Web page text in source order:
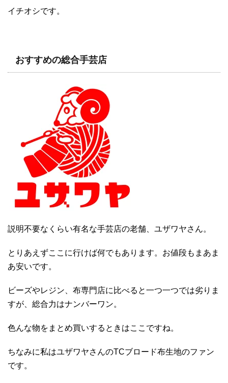
イチオシです。
おすすめの総合手芸店
説明不要なくらい有名な手芸店の老舗、ユザワヤさん。
とりあえずここに行けば何でもあります。お値段もまあま
あ安いです。
ビーズやレジン、布専門店に比べると一つ一つでは劣りま
すが、総合力はナンバーワン。
色んな物をまとめ買いするときはここですね。
ちなみに私はユザワヤさんのTCブロード布生地のファン
です。